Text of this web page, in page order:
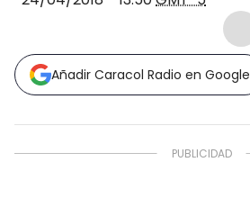
Añadir Caracol Radio en Google